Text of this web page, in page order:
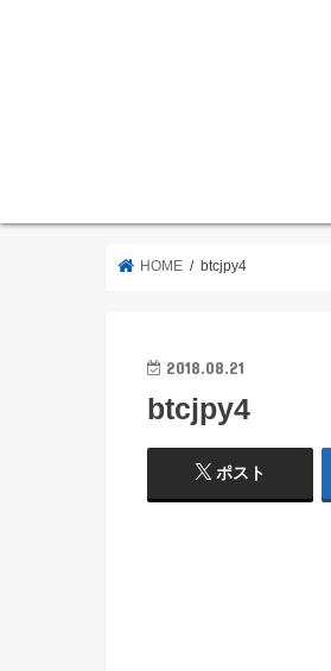
HOME btcjpy4
2018.08.21
btcjpy4
ポスト